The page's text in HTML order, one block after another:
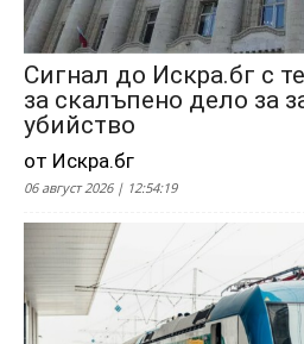
Сигнал до Искра.бг с
за скалъпено дело за
убийство
от Искра.бг
06 август 2026 | 12:54:19